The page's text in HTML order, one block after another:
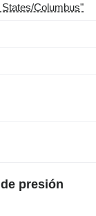
Columbus"
presión